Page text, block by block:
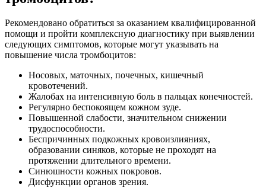
Рекомендовано обратиться за оказанием квалифицированной
помощи и пройти комплексную диагностику при выявлении
следующих симптомов, которые могут указывать на
повышение числа тромбоцитов:
Носовых, маточных, почечных, кишечный
кровотечений.
Жалобах на интенсивную боль в пальцах конечностей.
Регулярно беспокоящем кожном зуде.
Повышенной слабости, значительном снижении
трудоспособности.
Беспричинных подкожных кровоизлияниях,
образовании синяков, которые не проходят на
протяжении длительного времени.
Синюшности кожных покровов.
Дисфункции органов зрения.